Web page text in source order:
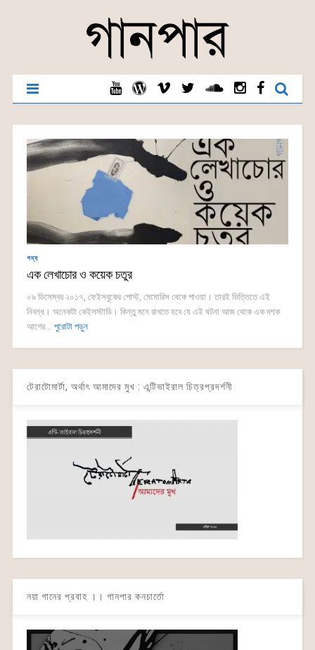
গদ্য
এক লেখাচোর ও কয়েক চতুর
০৯ ডিসেম্বর ২০১৭, ফেইসবুকের পোস্ট, মেমোরিস থেকে পাওয়া। তারই ভিত্তিতে এই
নিবন্ধ। অনেকটা কেইসস্টাডি। কিন্তু মনে রাখতে হবে যে এই ঘটনা আজ থেকে এক দশক
আগের... পুরোটা পড়ুন
টেরাটোমার্টা, অর্থাৎ আমাদের মুখ : এন্টিভাইরাল চিত্রপ্রদর্শনী
নয়া গানের প্রবাহ ।। গানপার কনচার্তো